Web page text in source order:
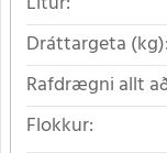
Dráttargeta (kg):
Rafdrægni allt
Flokkur: